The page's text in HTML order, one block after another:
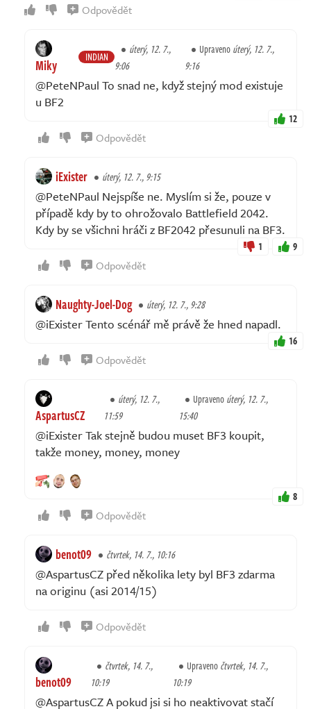
Odpovědět
Miky INDIAN
úterý, 12. 7.,
9:06
Upravenoúterý, 12. 7.,
9:16
@PeteNPaul To snad ne, když stejný mod existuje
u BF2
12
Odpovědět
iExister úterý, 12. 7., 9:15
@PeteNPaul Nejspíše ne. Myslím si že, pouze v
případě kdy by to ohrožovalo Battlefield 2042.
Kdy by se všichni hráči z BF2042 přesunuli na BF3.
1 9
Odpovědět
Naughty-Joel-Dog úterý, 12. 7., 9:28
@iExister Tento scénář mě právě že hned napadl.
16
Odpovědět
AspartusCZ
úterý, 12. 7.,
11:59
Upravenoúterý, 12. 7.,
15:40
@iExister Tak stejně budou muset BF3 koupit,
takže money, money, money
8
Odpovědět
benot09 čtvrtek, 14. 7., 10:16
@AspartusCZ před několika lety byl BF3 zdarma
na originu (asi 2014/15)
Odpovědět
benot09
čtvrtek, 14. 7.,
10:19
Upravenočtvrtek, 14. 7.,
10:19
@AspartusCZ A pokud jsi si ho neaktivovat stačí